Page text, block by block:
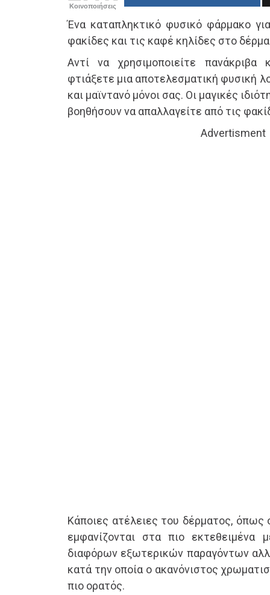
Κοινοποιήσεις
Ένα καταπληκτικό φυσικό φάρμακο
φακίδες και τις καφέ κηλίδες στο δέρμα
Αντί να χρησιμοποιείτε πανάκριβα
φτιάξετε μια αποτελεσματική φυσική
και μαϊντανό μόνοι σας. Οι μαγικές
βοηθήσουν να απαλλαγείτε από τις
Advertisment
Κάποιες ατέλειες του δέρματος, όπως
εμφανίζονται στα πιο
διαφόρων εξωτερικών παραγόντων
κατά την οποία ο ακανόνιστος
πιο ορατός.